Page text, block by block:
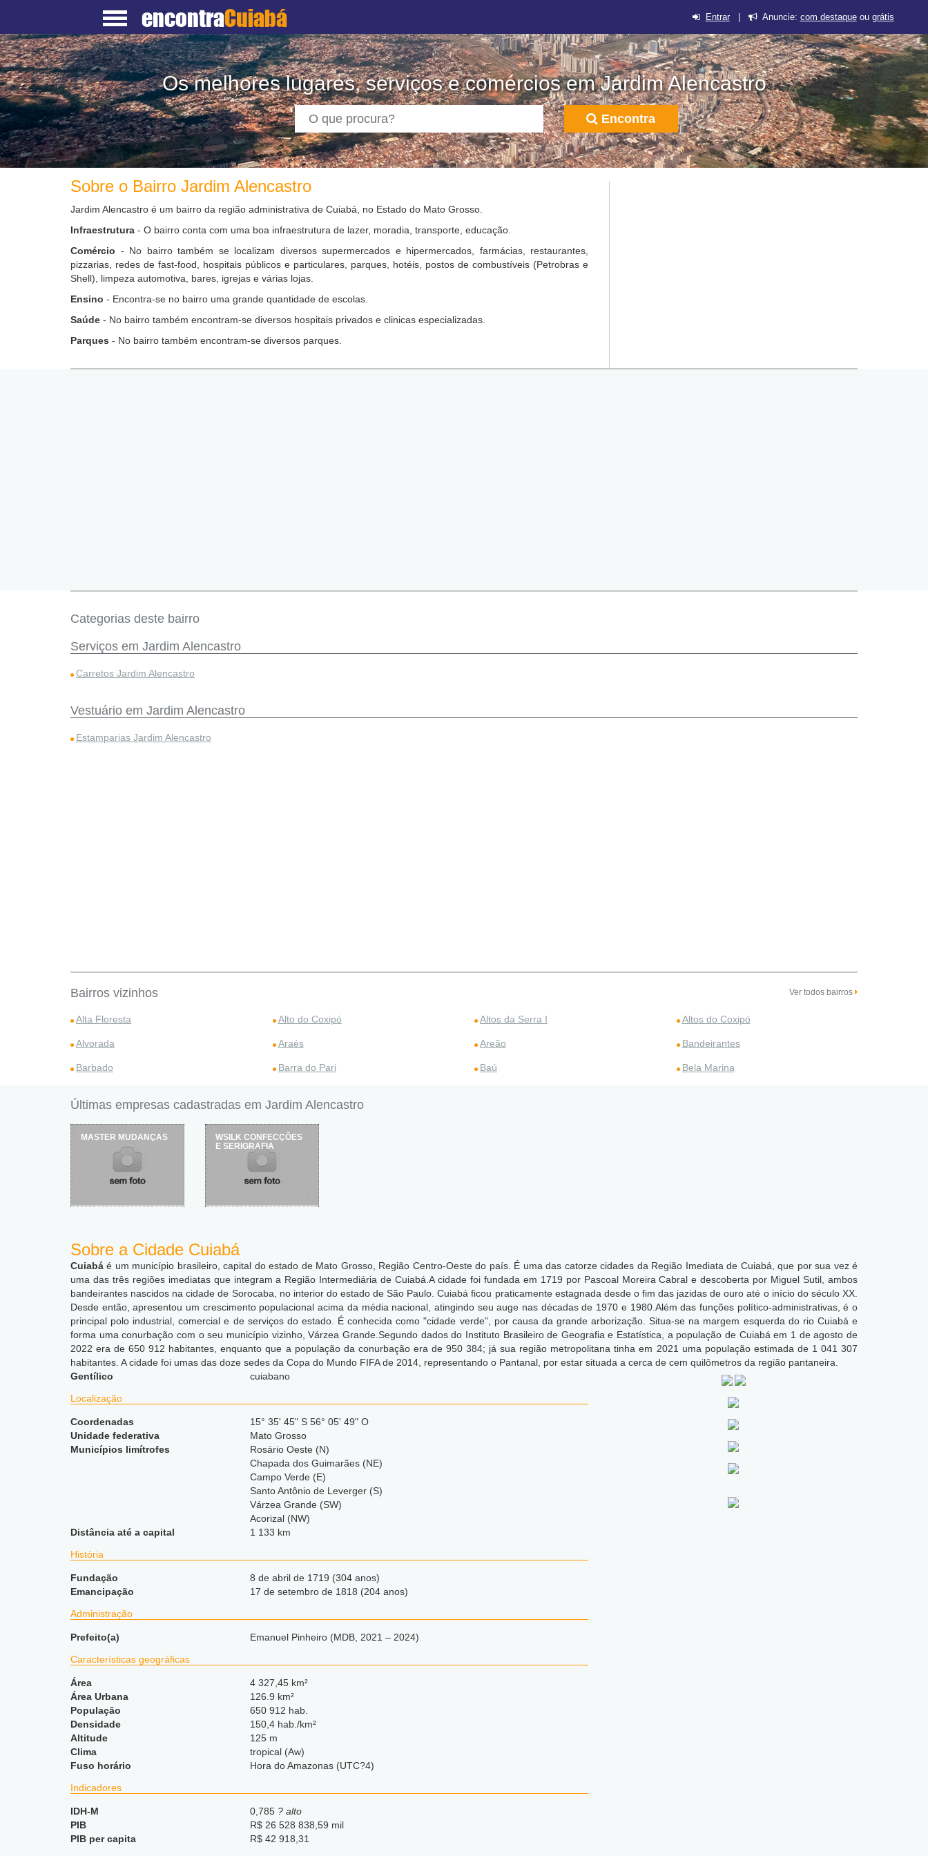
encontraCuiabá Entrar| Anuncie: com destaqueou grátis
Os melhores lugares, serviços e comércios em Jardim Alencastro
Encontra
Sobre o Bairro Jardim Alencastro
Jardim Alencastro é um bairro da região administrativa de Cuiabá, no Estado do Mato Grosso.
Infraestrutura - O bairro conta com uma boa infraestrutura de lazer, moradia, transporte, educação.
Comércio - No bairro também se localizam diversos supermercados e hipermercados, farmácias, restaurantes,
pizzarias, redes de fast-food, hospitais públicos e particulares, parques, hotéis, postos de combustíveis (Petrobras e
Shell), limpeza automotiva, bares, igrejas e várias lojas.
Ensino - Encontra-se no bairro uma grande quantidade de escolas.
Saúde - No bairro também encontram-se diversos hospitais privados e clinicas especializadas.
Parques - No bairro também encontram-se diversos parques.
Categorias deste bairro
Serviços em Jardim Alencastro
Carretos Jardim Alencastro
Vestuário em Jardim Alencastro
Estamparias Jardim Alencastro
Bairros vizinhos Ver todos bairros
Alta Floresta Alto do Coxipó Altos da Serra I Altos do Coxipó
Alvorada Araés Areão Bandeirantes
Barbado Barra do Pari Baú Bela Marina
Últimas empresas cadastradas em Jardim Alencastro
MASTER MUDANÇAS
WSILK CONFECÇÕES
E SERIGRAFIA
Sobre a Cidade Cuiabá
Cuiabá é um município brasileiro, capital do estado de Mato Grosso, Região Centro-Oeste do país. É uma das catorze cidades da Região Imediata de Cuiabá, que por sua vez é
uma das três regiões imediatas que integram a Região Intermediária de Cuiabá.A cidade foi fundada em 1719 por Pascoal Moreira Cabral e descoberta por Miguel Sutil, ambos
bandeirantes nascidos na cidade de Sorocaba, no interior do estado de São Paulo. Cuiabá ficou praticamente estagnada desde o fim das jazidas de ouro até o início do século XX.
Desde então, apresentou um crescimento populacional acima da média nacional, atingindo seu auge nas décadas de 1970 e 1980.Além das funções político-administrativas, é o
principal polo industrial, comercial e de serviços do estado. É conhecida como "cidade verde", por causa da grande arborização. Situa-se na margem esquerda do rio Cuiabá e
forma uma conurbação com o seu município vizinho, Várzea Grande.Segundo dados do Instituto Brasileiro de Geografia e Estatística, a população de Cuiabá em 1 de agosto de
2022 era de 650 912 habitantes, enquanto que a população da conurbação era de 950 384; já sua região metropolitana tinha em 2021 uma população estimada de 1 041 307
habitantes. A cidade foi umas das doze sedes da Copa do Mundo FIFA de 2014, representando o Pantanal, por estar situada a cerca de cem quilômetros da região pantaneira.
Gentílico
cuiabano
Localização
Coordenadas
15° 35' 45" S 56° 05' 49" O
Unidade federativa
Mato Grosso
Municípios limítrofes
Rosário Oeste (N)
Chapada dos Guimarães (NE)
Campo Verde (E)
Santo Antônio de Leverger (S)
Várzea Grande (SW)
Acorizal (NW)
Distância até a capital
1 133 km
História
Fundação
8 de abril de 1719 (304 anos)
Emancipação
17 de setembro de 1818 (204 anos)
Administração
Prefeito(a)
Emanuel Pinheiro (MDB, 2021 – 2024)
Características geográficas
Área
4 327,45 km²
Área Urbana
126.9 km²
População
650 912 hab.
Densidade
150,4 hab./km²
Altitude
125 m
Clima
tropical (Aw)
Fuso horário
Hora do Amazonas (UTC?4)
Indicadores
IDH-M 0,785 ? alto
PIB
R$ 26 528 838,59 mil
PIB per capita
R$ 42 918,31